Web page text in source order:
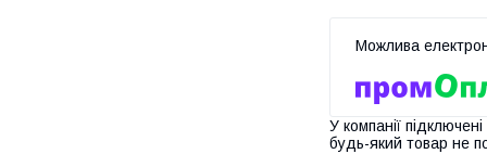
У компанії
будь-який товар не